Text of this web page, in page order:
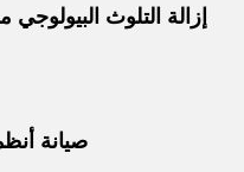
إزالة التلوث
صيانة